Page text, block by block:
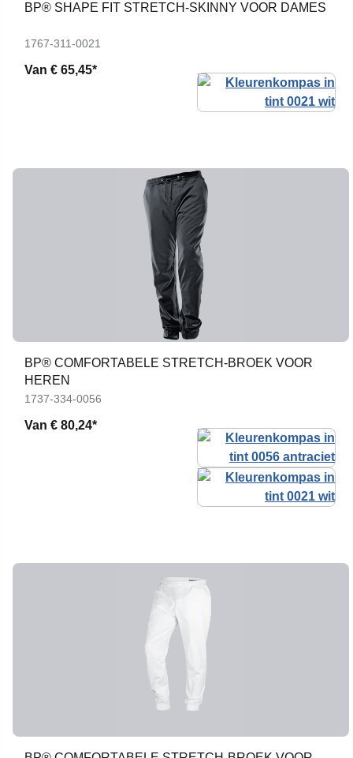
BP® SHAPE FIT STRETCH-SKINNY VOOR DAMES
1767-311-0021
Van € 65,45*
BP® COMFORTABELE STRETCH-BROEK VOOR
HEREN
1737-334-0056
Van € 80,24*